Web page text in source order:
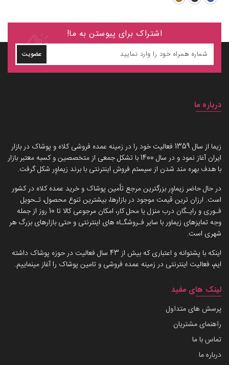
اشتراک برای پیوستن به ما!
عضویت
درباره ما
زیما از سال 1359 فعالیت خود را در زمینه عمده فروشی کلاه و پوشاک در بازار
ایران آغاز نمود و در سال 1400 با تشکل جمعی از متخصصین و کسبه معتبر بازار
با هدف بهره مند شدن از سیستم فروش اینترنتی با برند زیماوِر شکل گرفت.
در حال حاضر زیماوِر بزرگترین مرجع تأمین پوشاک و خرید عمده کلاه در کشور
است. ارزان ترین قیمت موجود در بازارها، بیشترین تنوع محصول، تـحویل
فـوری و رایـگان درب منزل یا محل کار، امکان مرجوعی کالا تا 10 روز از جمله
وجه تمایزهای زیماور با سایر فـروشگـاه های اینترنتی و حتی بازارهای بزرگ هر
شهری است.
اینکه با پشتوانه و اعتباری که بیش از 43 سال فعالیت در حوزه پوشاک داشته
ایم، فعالیت اینترنتی در زمینه عمده فروشی و تامین پوشاک را آغاز مینماییم.
لینک های مفید
پرسش های متداول
راهنمای مشتریان
تماس با ما
درباره ما